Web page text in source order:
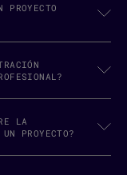
LA
PROYECTO?